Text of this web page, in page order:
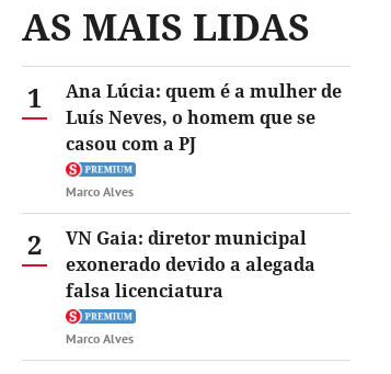
AS MAIS LIDAS
1
Ana Lúcia: quem é a mulher de
Luís Neves, o homem que se
casou com a PJ
Marco Alves
2
VN Gaia: diretor municipal
exonerado devido a alegada
falsa licenciatura
Marco Alves